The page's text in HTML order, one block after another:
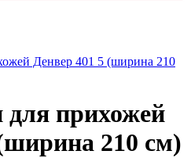
Денвер 401 5 (ширина 210
прихожей
210 см)